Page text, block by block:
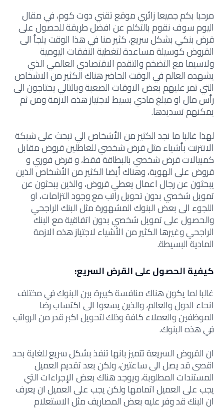
مرحبا بكم جميعا زائري موقع تقني دوت كوم، في مقال
اليوم سوف نقوم بالتكلم عن افضل طريقة للحصول على
قرض بنكي بشكل سريع، كثير منا في هذا الوقت يلجأ الى
القروض كوسيلة مساعدة لتغطية النفقات اليومية
ولاسيما مع التضخم والتقدم الاقتصادي العالمي الذي
يشهده العالم في الوقت الحاضر هناك الكثير من الاشخاص
التي تمر عليهم بعض الاوقات الصعبة وبالتالي يحتاجون الى
رأس مال او مبلغ مادي بسيط لاجتياز هذه الازمة ومن ثم
يمكنهم تسديدها.
لهذا غالبا ما نجد الكثير من الأشخاص الي تبحث على شبكة
الانترنت بأشياء مثل قرض شخصي للعاطلين قروض مقابل
كمبيالات قرض شخصي بالبطاقة فقط، و قرض فوري و
قروض على الهوية، وهناك أيضا الكثير من الأشخاص الذين
يبحثون عن رجال اعمال يعطي قروض، والذين يبحثون عن
تمويل شخصي بدون تحويل راتب مع وجود التزامات، او
اللجوء الى بعض البنوك المشهورة مثل البنك الراجحي
والحصول على تمويل شخصي بدون اتفاقية مع البنك
الراجحي وغيرها الكثير من الأشياء لاجتياز هذه الازمة
المادية البسيطة.
كيفية الحصول على القرض السريع:
غالبا لما يكون هناك منافسة كبيرة بين البنوك في مختلف
انحاء الدول والعالم، والذين يسعوا الى اكتساب رضا
الموظفين والعملاء كافة وذلك لتحويل اكبر قدر من الرواتب
في هذه البنوك.
ان القروض السريعة تتميز بانها تنفذ بشكل سريع للغاية بحد
اقصى قد يصل الى ساعتين، ولكن بعد تقديم العميل
المستندات المطلوبة، ويوجد هناك بعض الإجراءات التي
يجب على العميل اتمامها ولكن يجب على العميل ان يعرف
ان البنك قد وفر عليه بعض المصاريف مثل الاستعلام